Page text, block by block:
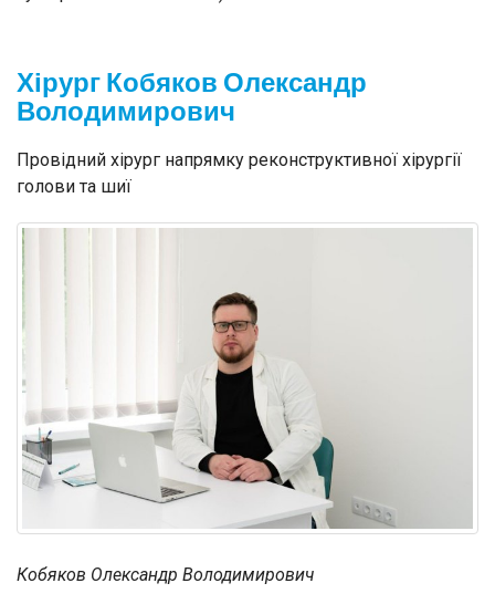
Хірург Кобяков Олександр
Володимирович
Провідний хірург напрямку реконструктивної хірургії
голови та шиї
Кобяков Олександр Володимирович